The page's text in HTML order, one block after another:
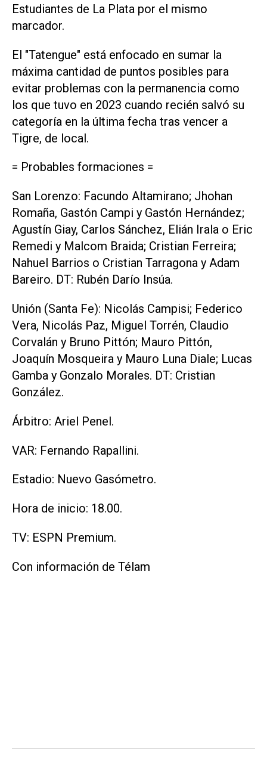
Estudiantes de La Plata por el mismo
marcador.
El "Tatengue" está enfocado en sumar la
máxima cantidad de puntos posibles para
evitar problemas con la permanencia como
los que tuvo en 2023 cuando recién salvó su
categoría en la última fecha tras vencer a
Tigre, de local.
= Probables formaciones =
San Lorenzo: Facundo Altamirano; Jhohan
Romaña, Gastón Campi y Gastón Hernández;
Agustín Giay, Carlos Sánchez, Elián Irala o Eric
Remedi y Malcom Braida; Cristian Ferreira;
Nahuel Barrios o Cristian Tarragona y Adam
Bareiro. DT: Rubén Darío Insúa.
Unión (Santa Fe): Nicolás Campisi; Federico
Vera, Nicolás Paz, Miguel Torrén, Claudio
Corvalán y Bruno Pittón; Mauro Pittón,
Joaquín Mosqueira y Mauro Luna Diale; Lucas
Gamba y Gonzalo Morales. DT: Cristian
González.
Árbitro: Ariel Penel.
VAR: Fernando Rapallini.
Estadio: Nuevo Gasómetro.
Hora de inicio: 18.00.
TV: ESPN Premium.
Con información de Télam